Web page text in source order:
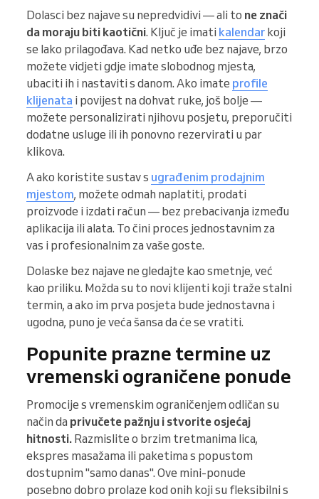
Dolasci bez najave su nepredvidivi — ali to ne znači
da moraju biti kaotični. Ključ je imati kalendar koji
se lako prilagođava. Kad netko uđe bez najave, brzo
možete vidjeti gdje imate slobodnog mjesta,
ubaciti ih i nastaviti s danom. Ako imate profile
klijenata i povijest na dohvat ruke, još bolje —
možete personalizirati njihovu posjetu, preporučiti
dodatne usluge ili ih ponovno rezervirati u par
klikova.
A ako koristite sustav s ugrađenim prodajnim
mjestom, možete odmah naplatiti, prodati
proizvode i izdati račun — bez prebacivanja između
aplikacija ili alata. To čini proces jednostavnim za
vas i profesionalnim za vaše goste.
Dolaske bez najave ne gledajte kao smetnje, već
kao priliku. Možda su to novi klijenti koji traže stalni
termin, a ako im prva posjeta bude jednostavna i
ugodna, puno je veća šansa da će se vratiti.
Popunite prazne termine uz
vremenski ograničene ponude
Promocije s vremenskim ograničenjem odličan su
način da privučete pažnju i stvorite osjećaj
hitnosti. Razmislite o brzim tretmanima lica,
ekspres masažama ili paketima s popustom
dostupnim "samo danas". Ove mini-ponude
posebno dobro prolaze kod onih koji su fleksibilni s